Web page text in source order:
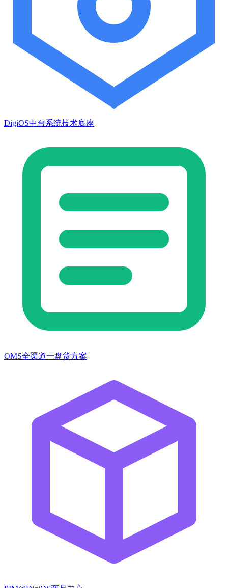
DigiOS中台系统技术底座
OMS全渠道一盘货方案